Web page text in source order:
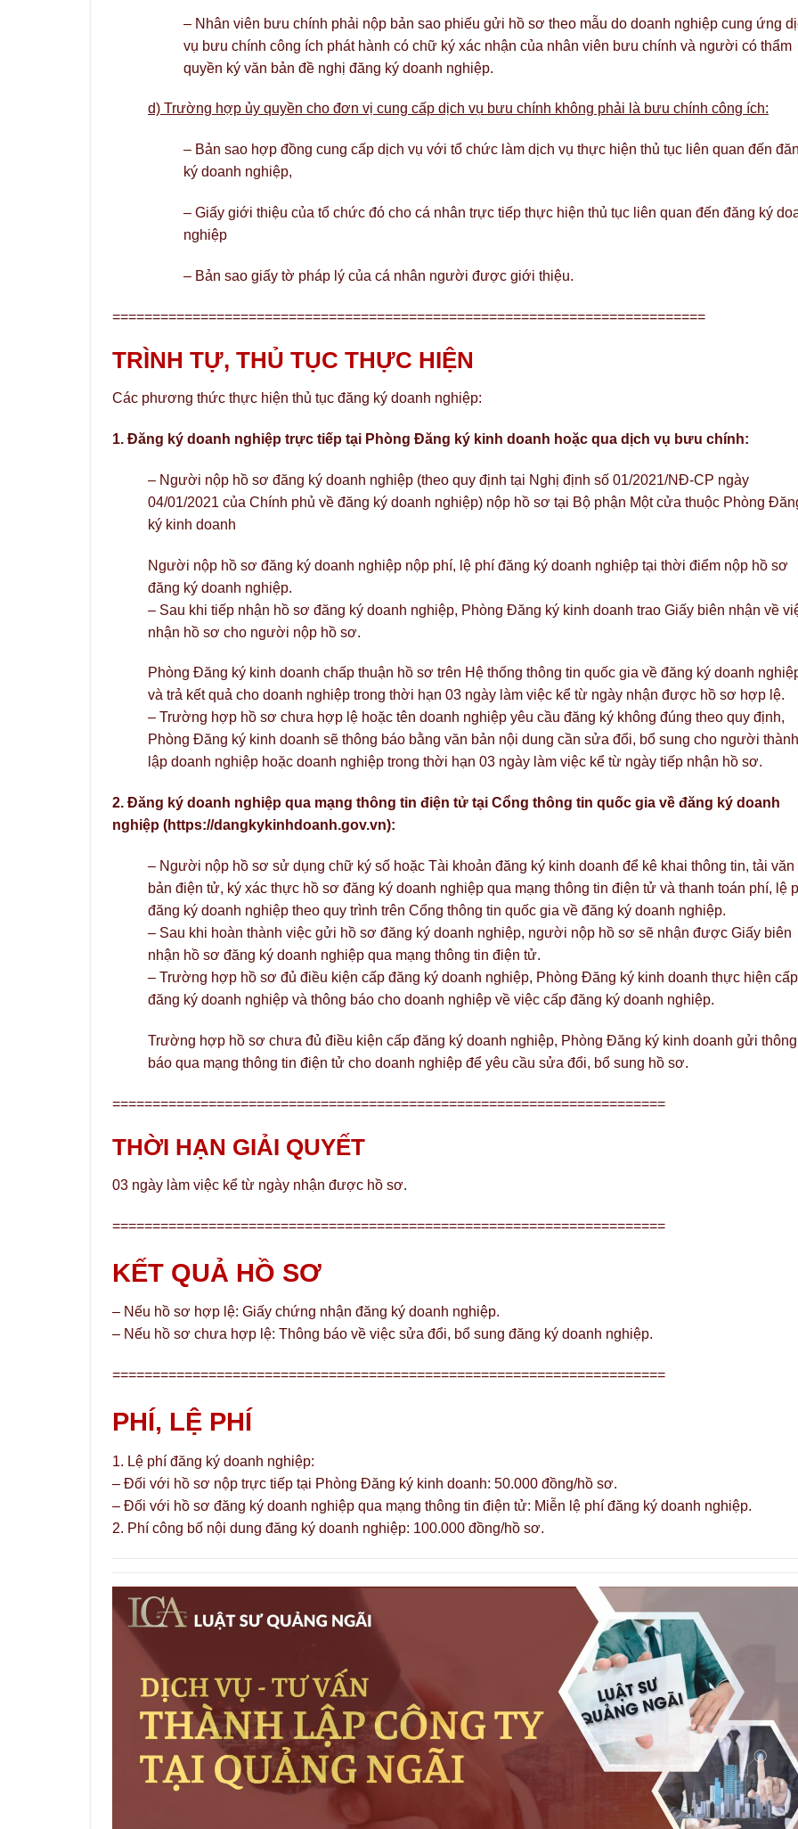
– Nhân viên bưu chính phải nộp bản sao phiếu gửi hồ sơ theo mẫu do doanh nghiệp cung ứng
vụ bưu chính công ích phát hành có chữ ký xác nhận của nhân viên bưu chính và người có thẩm
quyền ký văn bản đề nghị đăng ký doanh nghiệp.
d) Trường hợp ủy quyền cho đơn vị cung cấp dịch vụ bưu chính không phải là bưu chính công ích:
– Bản sao hợp đồng cung cấp dịch vụ với tổ chức làm dịch vụ thực hiện thủ tục liên quan đến
ký doanh nghiệp,
– Giấy giới thiệu của tổ chức đó cho cá nhân trực tiếp thực hiện thủ tục liên quan đến đăng ký
nghiệp
– Bản sao giấy tờ pháp lý của cá nhân người được giới thiệu.
==========================================================================
TRÌNH TỰ, THỦ TỤC THỰC HIỆN
Các phương thức thực hiện thủ tục đăng ký doanh nghiệp:
1. Đăng ký doanh nghiệp trực tiếp tại Phòng Đăng ký kinh doanh hoặc qua dịch vụ bưu chính:
– Người nộp hồ sơ đăng ký doanh nghiệp (theo quy định tại Nghị định số 01/2021/NĐ-CP ngày
04/01/2021 của Chính phủ về đăng ký doanh nghiệp) nộp hồ sơ tại Bộ phận Một cửa thuộc Phòng
ký kinh doanh
Người nộp hồ sơ đăng ký doanh nghiệp nộp phí, lệ phí đăng ký doanh nghiệp tại thời điểm nộp hồ sơ
đăng ký doanh nghiệp.
– Sau khi tiếp nhận hồ sơ đăng ký doanh nghiệp, Phòng Đăng ký kinh doanh trao Giấy biên nhận về
nhận hồ sơ cho người nộp hồ sơ.
Phòng Đăng ký kinh doanh chấp thuận hồ sơ trên Hệ thống thông tin quốc gia về đăng ký doanh
và trả kết quả cho doanh nghiệp trong thời hạn 03 ngày làm việc kể từ ngày nhận được hồ sơ hợp lệ.
– Trường hợp hồ sơ chưa hợp lệ hoặc tên doanh nghiệp yêu cầu đăng ký không đúng theo quy định,
Phòng Đăng ký kinh doanh sẽ thông báo bằng văn bản nội dung cần sửa đổi, bổ sung cho người thành
lập doanh nghiệp hoặc doanh nghiệp trong thời hạn 03 ngày làm việc kể từ ngày tiếp nhận hồ sơ.
2. Đăng ký doanh nghiệp qua mạng thông tin điện tử tại Cổng thông tin quốc gia về đăng ký doanh
nghiệp (https://dangkykinhdoanh.gov.vn):
– Người nộp hồ sơ sử dụng chữ ký số hoặc Tài khoản đăng ký kinh doanh để kê khai thông tin, tải văn
bản điện tử, ký xác thực hồ sơ đăng ký doanh nghiệp qua mạng thông tin điện tử và thanh toán phí, lệ
đăng ký doanh nghiệp theo quy trình trên Cổng thông tin quốc gia về đăng ký doanh nghiệp.
– Sau khi hoàn thành việc gửi hồ sơ đăng ký doanh nghiệp, người nộp hồ sơ sẽ nhận được Giấy biên
nhận hồ sơ đăng ký doanh nghiệp qua mạng thông tin điện tử.
– Trường hợp hồ sơ đủ điều kiện cấp đăng ký doanh nghiệp, Phòng Đăng ký kinh doanh thực hiện cấp
đăng ký doanh nghiệp và thông báo cho doanh nghiệp về việc cấp đăng ký doanh nghiệp.
Trường hợp hồ sơ chưa đủ điều kiện cấp đăng ký doanh nghiệp, Phòng Đăng ký kinh doanh gửi thông
báo qua mạng thông tin điện tử cho doanh nghiệp để yêu cầu sửa đổi, bổ sung hồ sơ.
=====================================================================
THỜI HẠN GIẢI QUYẾT
03 ngày làm việc kể từ ngày nhận được hồ sơ.
=====================================================================
KẾT QUẢ HỒ SƠ
– Nếu hồ sơ hợp lệ: Giấy chứng nhận đăng ký doanh nghiệp.
– Nếu hồ sơ chưa hợp lệ: Thông báo về việc sửa đổi, bổ sung đăng ký doanh nghiệp.
=====================================================================
PHÍ, LỆ PHÍ
1. Lệ phí đăng ký doanh nghiệp:
– Đối với hồ sơ nộp trực tiếp tại Phòng Đăng ký kinh doanh: 50.000 đồng/hồ sơ.
– Đối với hồ sơ đăng ký doanh nghiệp qua mạng thông tin điện tử: Miễn lệ phí đăng ký doanh nghiệp.
2. Phí công bố nội dung đăng ký doanh nghiệp: 100.000 đồng/hồ sơ.